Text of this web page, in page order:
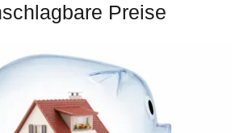
Preise